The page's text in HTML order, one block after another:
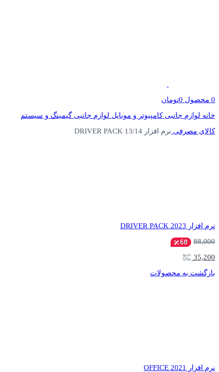
0 محصول 0تومان
خانه لوازم جانبی کامپیوتر و موبایل لوازم جانبی گیمینگ و سیستم
کالای مصرفی نرم افزار DRIVER PACK 13/14
نرم افزار DRIVER PACK 2023
88,000
60
35,200
بازگشت به محصولات
نرم افزار OFFICE 2021